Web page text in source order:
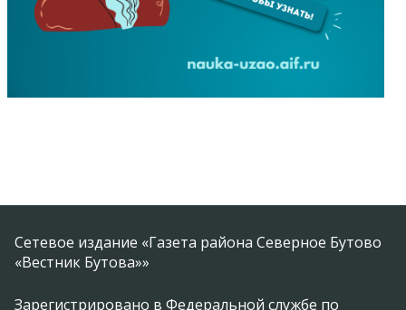
Сетевое издание «Газета района Северное Бутово
«Вестник Бутова»»
Зарегистрировано в Федеральной службе по